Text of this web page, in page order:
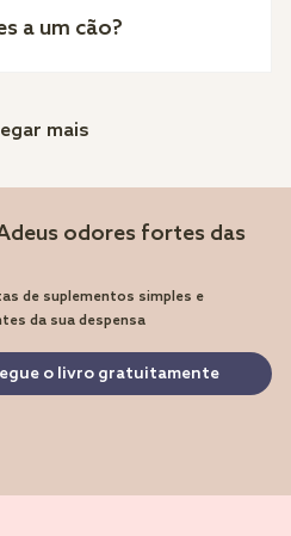
a um cão?
mais
odores fortes das
de suplementos simples e
da sua despensa
o livro gratuitamente